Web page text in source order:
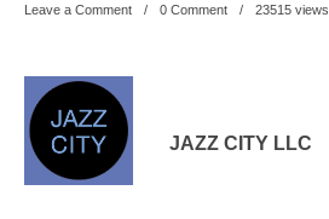
Leave a Comment 0 Comment 23515 views
JAZZ CITY LLC